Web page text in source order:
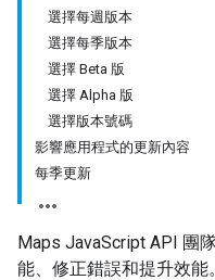
選擇每週版本
選擇每季版本
選擇 Beta 版
選擇 Alpha 版
選擇版本號碼
影響應用程式的更新內容
每季更新
Maps JavaScript API 團
能、修正錯誤和提升效